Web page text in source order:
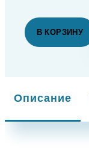
В КОРЗИНУ
Описание